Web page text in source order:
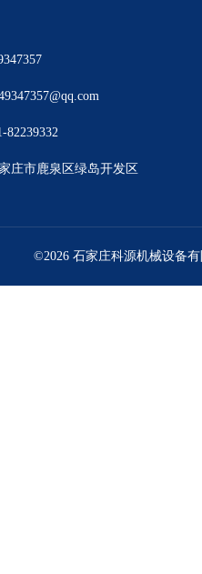
82239332
庄市鹿泉区绿岛开发区
©2026 石家庄科源机械设备